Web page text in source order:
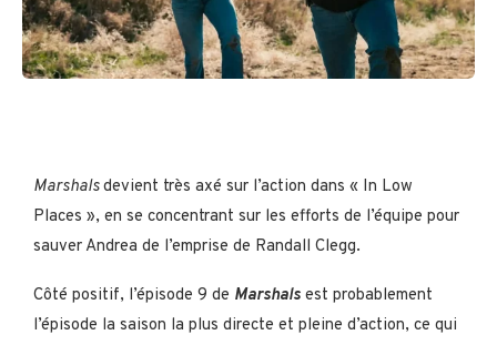
Marshalsdevient très axé sur l’action dans « In Low
Places », en se concentrant sur les efforts de l’équipe pour
sauver Andrea de l’emprise de Randall Clegg.
Côté positif, l’épisode 9 de Marshals est probablement
l’épisode la saison la plus directe et pleine d’action, ce qui